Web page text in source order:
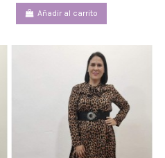
Añadir al carrito